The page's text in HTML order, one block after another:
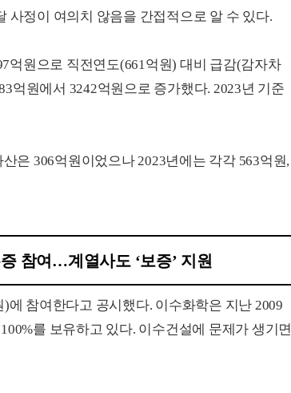
사정이 여의치 않음을 간접적으로 알 수 있다.
억원으로 직전연도(661억원) 대비 급감(감자차
억원에서 3242억원으로 증가했다. 2023년 기준
은 306억원이었으나 2023년에는 각각 563억원,
참여…계열사도 ‘보증’ 지원
참여한다고 공시했다. 이수화학은 지난 2009
를 보유하고 있다. 이수건설에 문제가 생기면